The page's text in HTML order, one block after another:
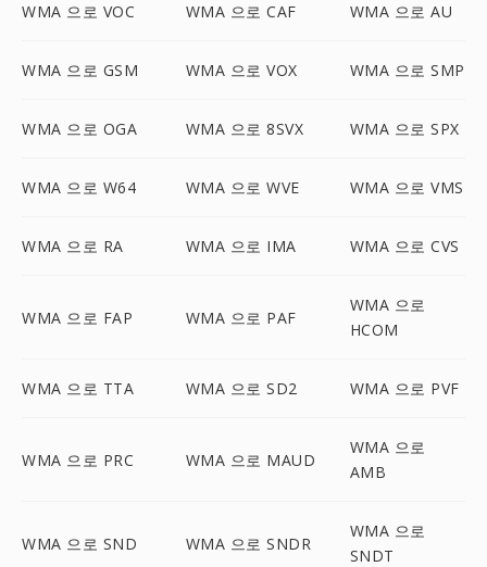
WMA 으로 VOC WMA 으로 CAF WMA 으로 AU
WMA 으로 GSM WMA 으로 VOX WMA 으로 SMP
WMA 으로 OGA WMA 으로 8SVX WMA 으로 SPX
WMA 으로 W64 WMA 으로 WVE WMA 으로 VMS
WMA 으로 RA WMA 으로 IMA WMA 으로 CVS
WMA 으로 FAP WMA 으로 PAF
WMA 으로
HCOM
WMA 으로 TTA WMA 으로 SD2 WMA 으로 PVF
WMA 으로 PRC WMA 으로 MAUD
WMA 으로
AMB
WMA 으로 SND WMA 으로 SNDR
WMA 으로
SNDT